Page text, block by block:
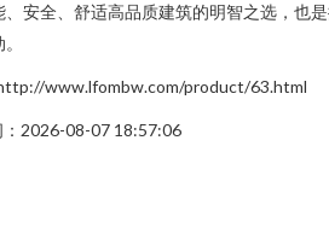
安全、舒适高品质建筑的明智之选，也
www.lfombw.com/product/63.html
2026-08-07 18:57:06